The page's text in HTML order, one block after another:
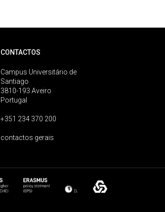
CONTACTOS
Campus Universitário de
Santiago
3810-193 Aveiro
Portugal
+351 234 370 200
contactos gerais